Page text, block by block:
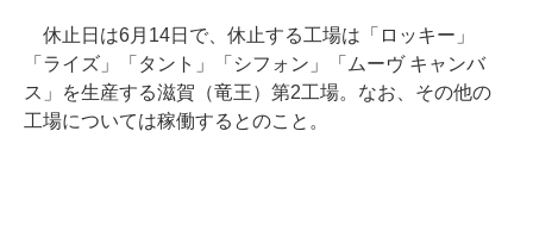
休止日は6月14日で、休止する工場は「ロッキー」
「ライズ」「タント」「シフォン」「ムーヴ キャンバ
ス」を生産する滋賀（竜王）第2工場。なお、その他の
工場については稼働するとのこと。